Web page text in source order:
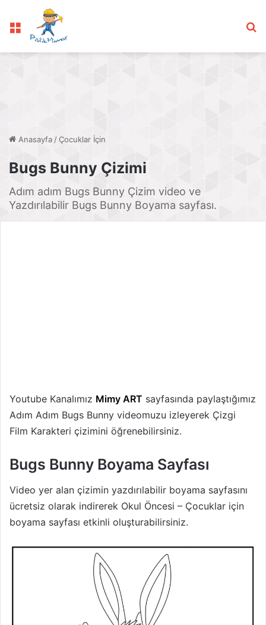
Menü
Anasayfa /Çocuklar İçin
Bugs Bunny Çizimi
Adım adım Bugs Bunny Çizim video ve
Yazdırılabilir Bugs Bunny Boyama sayfası.
Youtube Kanalımız Mimy ART sayfasında paylaştığımız
Adım Adım Bugs Bunny videomuzu izleyerek Çizgi
Film Karakteri çizimini öğrenebilirsiniz.
Bugs Bunny Boyama Sayfası
Video yer alan çizimin yazdırılabilir boyama sayfasını
ücretsiz olarak indirerek Okul Öncesi – Çocuklar için
boyama sayfası etkinli oluşturabilirsiniz.